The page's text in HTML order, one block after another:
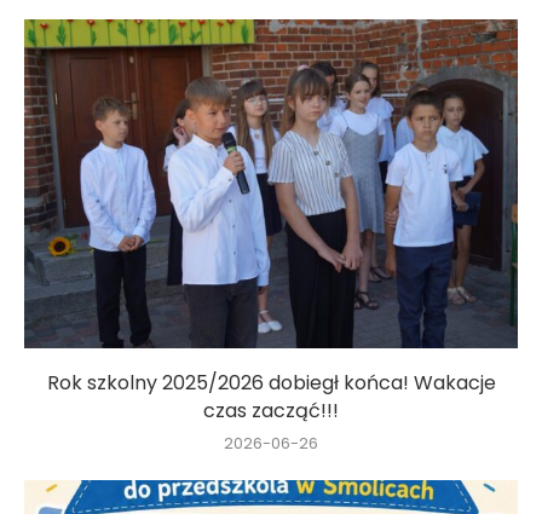
Rok szkolny 2025/2026 dobiegł końca! Wakacje
czas zacząć!!!
2026-06-26